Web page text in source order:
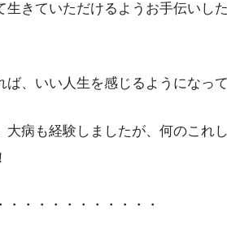
きていただけるようお手伝いし
いい人生を感じるようになって
大病も経験しましたが、何のこ
・・・・・・・・・・